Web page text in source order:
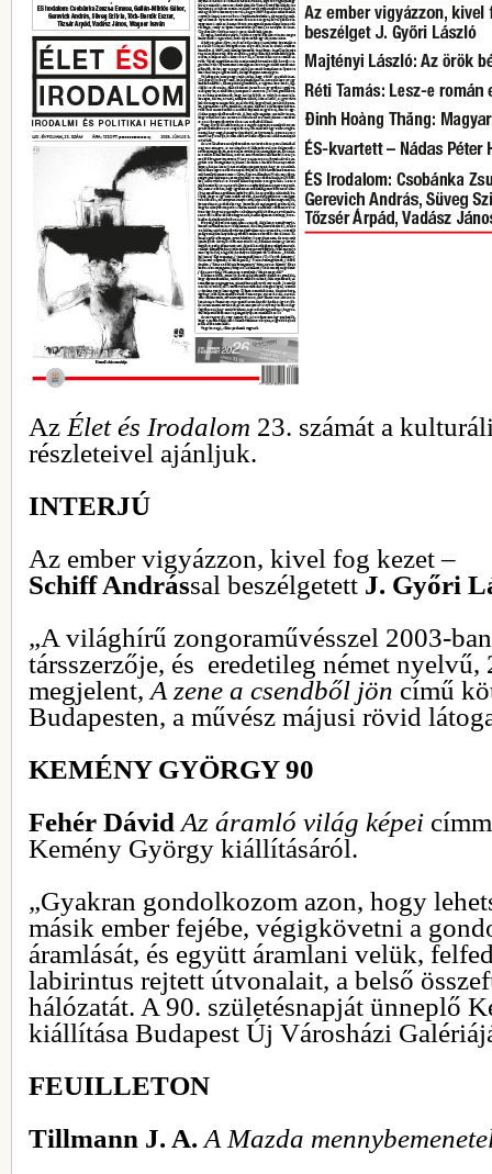
Az Élet és Irodalom 23. számát a
részleteivel ajánljuk.
INTERJÚ
Az ember vigyázzon, kivel fog kezet –
Schiff Andrással beszélgetett J. Győri
„A világhírű zongoraművésszel 2003-
társszerzője, és eredetileg német
megjelent, A zene a csendből jön című
Budapesten, a művész májusi rövid
KEMÉNY GYÖRGY 90
Fehér Dávid Az áramló világ képei
Kemény György kiállításáról.
„Gyakran gondolkozom azon, hogy
másik ember fejébe, végigkövetni a
áramlását, és együtt áramlani velük,
labirintus rejtett útvonalait, a belső
hálózatát. A 90. születésnapját ünneplő
kiállítása Budapest Új Városházi
FEUILLETON
Tillmann J. A. A Mazda